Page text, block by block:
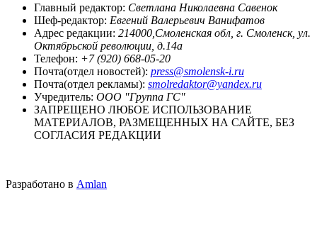
Главный редактор: Светлана Николаевна Савенок
Шеф-редактор: Евгений Валерьевич Ванифатов
Адрес редакции: 214000,Смоленская обл, г. Смоленск, ул.
Октябрьской революции, д.14а
Телефон: +7 (920) 668-05-20
Почта(отдел новостей): press@smolensk-i.ru
Почта(отдел рекламы): smolredaktor@yandex.ru
Учредитель: ООО "Группа ГС"
ЗАПРЕЩЕНО ЛЮБОЕ ИСПОЛЬЗОВАНИЕ
МАТЕРИАЛОВ, РАЗМЕЩЕННЫХ НА САЙТЕ, БЕЗ
СОГЛАСИЯ РЕДАКЦИИ
Разработано в Amlan